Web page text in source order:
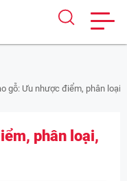
gỗ: Ưu nhược điểm, phân loại,
phân loại,